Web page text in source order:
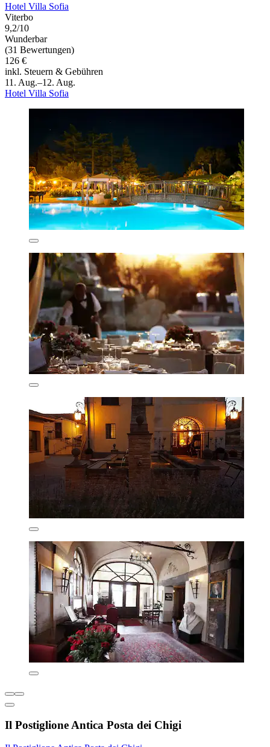
Hotel Villa Sofia
Viterbo
9,2/10
Wunderbar
(31 Bewertungen)
126 €
inkl. Steuern & Gebühren
11. Aug.–12. Aug.
Hotel Villa Sofia
Il Postiglione Antica Posta dei Chigi